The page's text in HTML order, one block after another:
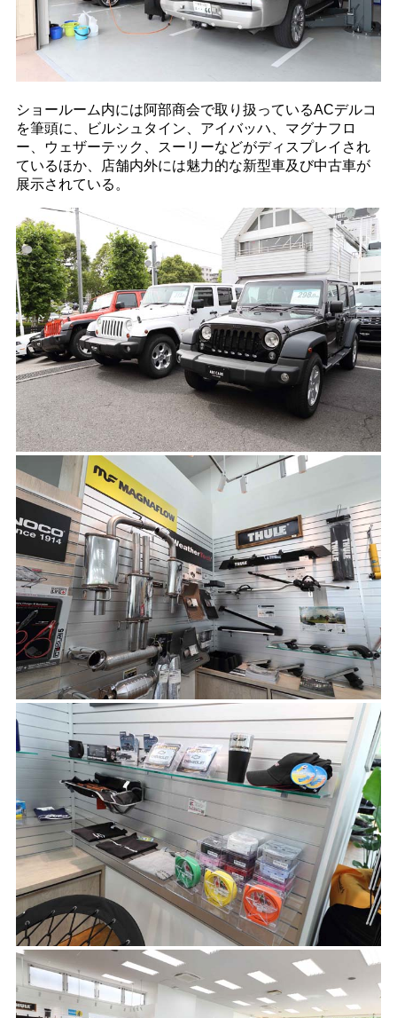
ショールーム内には阿部商会で取り扱っているACデルコ
を筆頭に、ビルシュタイン、アイバッハ、マグナフロ
ー、ウェザーテック、スーリーなどがディスプレイされ
ているほか、店舗内外には魅力的な新型車及び中古車が
展示されている。